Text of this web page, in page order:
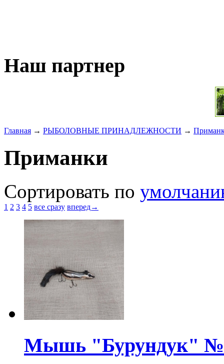
Наш партнер
Главная → РЫБОЛОВНЫЕ ПРИНАДЛЕЖНОСТИ →
Приманки
Сортировать по
1 2 3 4 5 все сразу вперед→
Мышь "Бурундук" №